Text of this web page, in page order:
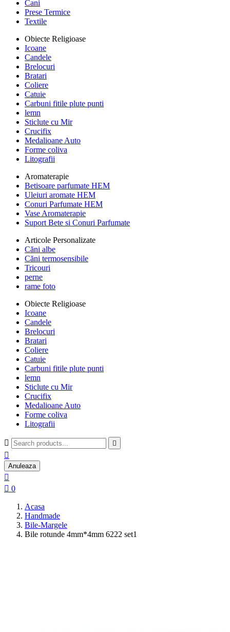
Cani
Prese Termice
Textile
Obiecte Religioase
Icoane
Candele
Brelocuri
Bratari
Coliere
Catuie
Carbuni fitile plute punti
lemn
Sticlute cu Mir
Crucifix
Medalioane Auto
Forme coliva
Litografii
Aromaterapie
Betisoare parfumate HEM
Uleiuri aromate HEM
Conuri Parfumate HEM
Vase Aromaterapie
Suport Bete si Conuri Parfumate
Articole Personalizate
Căni albe
Căni termosensibile
Tricouri
perne
rame foto
Obiecte Religioase
Icoane
Candele
Brelocuri
Bratari
Coliere
Catuie
Carbuni fitile plute punti
lemn
Sticlute cu Mir
Crucifix
Medalioane Auto
Forme coliva
Litografii
 

Anuleaza

 0
Acasa
Handmade
Bile-Margele
Bile rotunde 4mm*4mm 6222 set1